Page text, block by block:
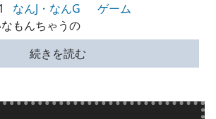
なんJ・なんG
ゲーム
もんちゃうの
続きを読む